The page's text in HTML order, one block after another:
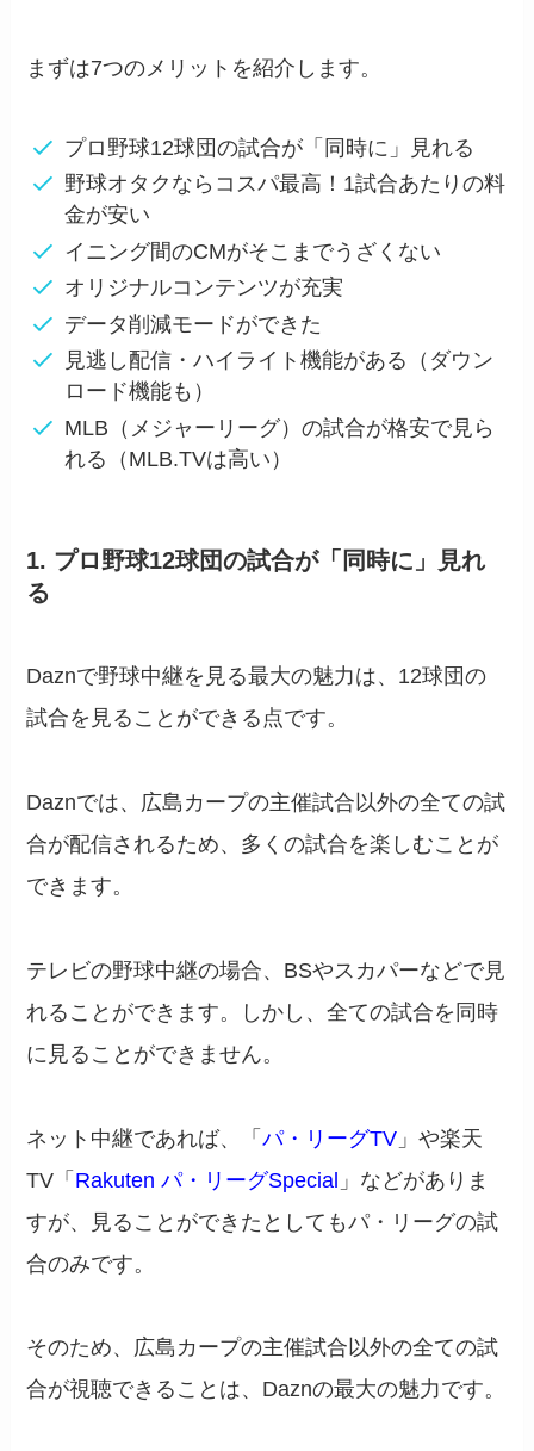
まずは7つのメリットを紹介します。
プロ野球12球団の試合が「同時に」見れる
野球オタクならコスパ最高！1試合あたりの料
金が安い
イニング間のCMがそこまでうざくない
オリジナルコンテンツが充実
データ削減モードができた
見逃し配信・ハイライト機能がある（ダウン
ロード機能も）
MLB（メジャーリーグ）の試合が格安で見ら
れる（MLB.TVは高い）
1. プロ野球12球団の試合が「同時に」見れ
る
Daznで野球中継を見る最大の魅力は、 12球団の
試合を見ることができる 点です。
Daznでは、 広島カープの主催試合以外の全ての試
合が配信されるため、多くの試合を楽しむことが
できます。
テレビの野球中継の場合、BSやスカパーなどで見
れることができます。しかし、全ての試合を同時
に見ることができません。
ネット中継であれば、「パ・リーグTV 」や楽天
TV「 Rakuten パ・リーグSpecial 」などがありま
すが、見ることができたとしてもパ・リーグの試
合のみです。
そのため、広島カープの主催試合以外の全ての試
合が視聴できることは、Daznの最大の魅力です。